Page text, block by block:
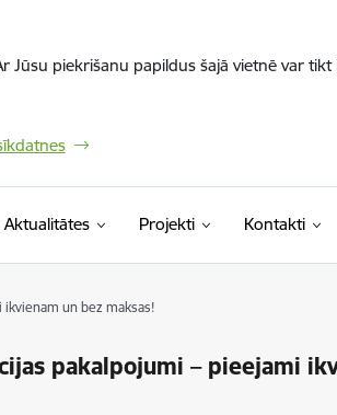
piekrišanu papildus šajā vietnē var
Aktualitātes Projekti Kontakti
un bez maksas!
pakalpojumi – pieejami